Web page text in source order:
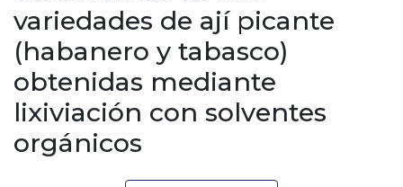
variedades de ají picante
(habanero y tabasco)
obtenidas mediante
lixiviación con solventes
orgánicos